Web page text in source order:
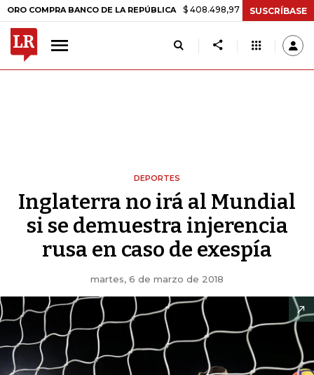
BANCO DE LA REPÚBLICA $ 408.498,97 +$ 8.753,81 +2,19%
SUSCRÍBASE
DEPORTES
Inglaterra no irá al Mundial
si se demuestra injerencia
rusa en caso de exespía
martes, 6 de marzo de 2018